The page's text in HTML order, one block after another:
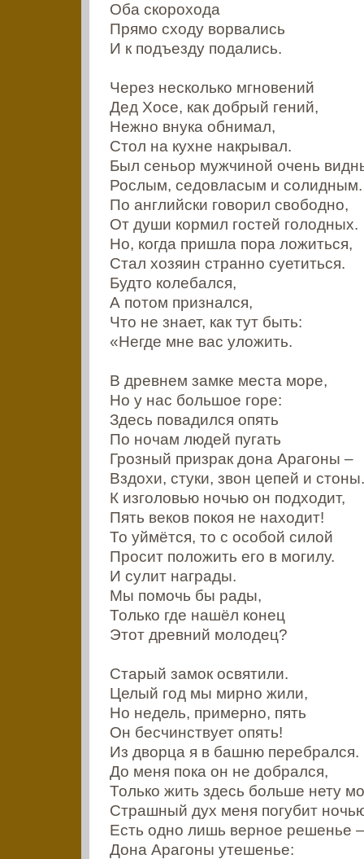
Оба скорохода
Прямо сходу ворвались
И к подъезду подались.
Через несколько мгновений
Дед Хосе, как добрый гений,
Нежно внука обнимал,
Стол на кухне накрывал.
Был сеньор мужчиной очень
Рослым, седовласым и солидным.
По английски говорил свободно,
От души кормил гостей голодных.
Но, когда пришла пора ложиться,
Стал хозяин странно суетиться.
Будто колебался,
А потом признался,
Что не знает, как тут быть:
«Негде мне вас уложить.
В древнем замке места море,
Но у нас большое горе:
Здесь повадился опять
По ночам людей пугать
Грозный призрак дона Арагоны –
Вздохи, стуки, звон цепей и стоны.
К изголовью ночью он подходит,
Пять веков покоя не находит!
То уймётся, то с особой силой
Просит положить его в могилу.
И сулит награды.
Мы помочь бы рады,
Только где нашёл конец
Этот древний молодец?
Старый замок освятили.
Целый год мы мирно жили,
Но недель, примерно, пять
Он бесчинствует опять!
Из дворца я в башню перебрался.
До меня пока он не добрался,
Только жить здесь больше нету
Страшный дух меня погубит
Есть одно лишь верное решенье –
Дона Арагоны утешенье: